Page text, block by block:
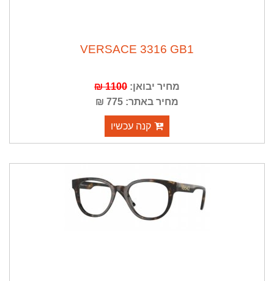
VERSACE 3316 GB1
מחיר יבואן: 1100 ₪
מחיר באתר: 775 ₪
קנה עכשיו